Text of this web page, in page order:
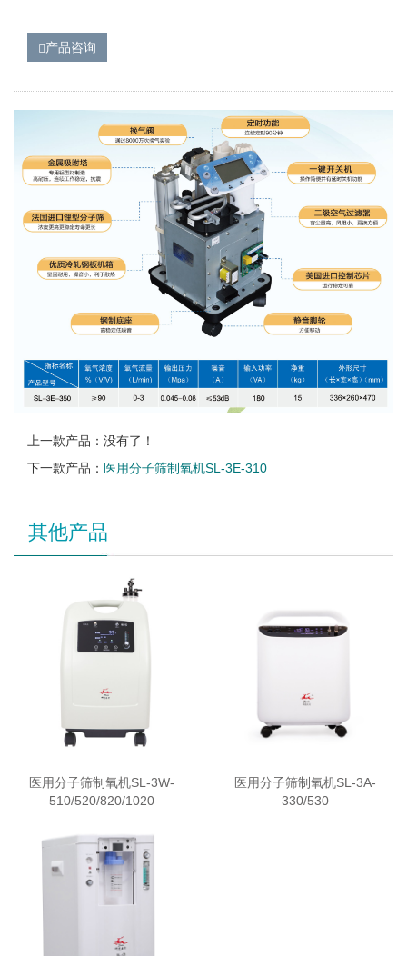
产品咨询
上一款产品：没有了！
下一款产品： 医用分子筛制氧机SL-3E-310
其他产品
医用分子筛制氧机SL-3W-
510/520/820/1020
医用分子筛制氧机SL-3A-
330/530